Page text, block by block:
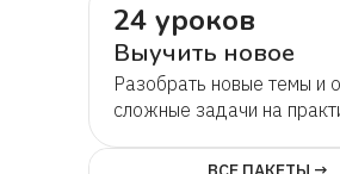
24 уроков
Выучить новое
Разобрать новые темы и
сложные задачи на